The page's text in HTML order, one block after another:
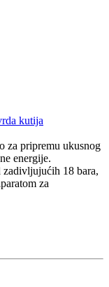
za pripremu ukusnog
energije.
zadivljujućih 18 bara,
za